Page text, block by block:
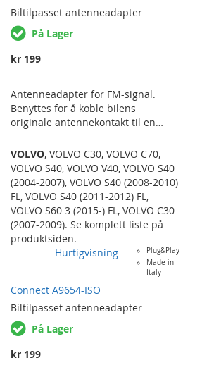
Biltilpasset antenneadapter
På Lager
kr 199
Antenneadapter for FM-signal.
Benyttes for å koble bilens
originale antennekontakt til en
antenneinngang. VOLVO C30 (07 >)
– C70 (06 >) – S40 (04 >) – V50 (04 >)
VOLVO, VOLVO C30, VOLVO C70,
VOLVO S40, VOLVO V40, VOLVO S40
(2004-2007), VOLVO S40 (2008-2010)
FL, VOLVO S40 (2011-2012) FL,
VOLVO S60 3 (2015-) FL, VOLVO C30
(2007-2009). Se komplett liste på
produktsiden.
Hurtigvisning
Plug&Play
Made in
Italy
Connect A9654-ISO
Biltilpasset antenneadapter
På Lager
kr 199